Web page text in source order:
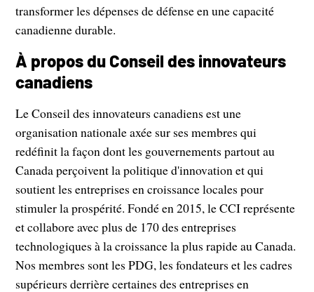
transformer les dépenses de défense en une capacité
canadienne durable.
À propos du Conseil des innovateurs
canadiens
Le Conseil des innovateurs canadiens est une
organisation nationale axée sur ses membres qui
redéfinit la façon dont les gouvernements partout au
Canada perçoivent la politique d'innovation et qui
soutient les entreprises en croissance locales pour
stimuler la prospérité. Fondé en 2015, le CCI représente
et collabore avec plus de 170 des entreprises
technologiques à la croissance la plus rapide au Canada.
Nos membres sont les PDG, les fondateurs et les cadres
supérieurs derrière certaines des entreprises en